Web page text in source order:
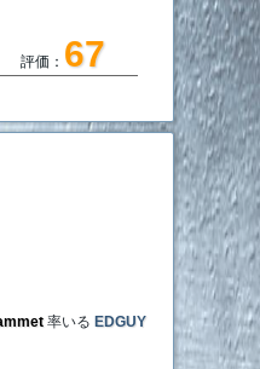
評価： 67
率いる EDGUY